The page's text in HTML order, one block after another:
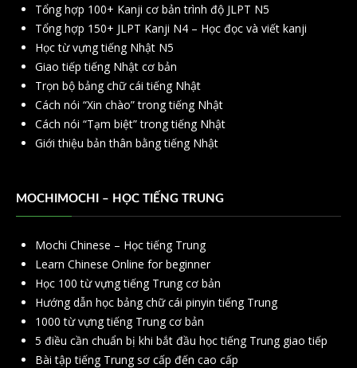
Tổng hợp 100+ Kanji cơ bản trình độ JLPT N5
Tổng hợp 150+ JLPT Kanji N4 – Học đọc và viết kanji
Học từ vựng tiếng Nhật N5
Giao tiếp tiếng Nhật cơ bản
Trọn bộ bảng chữ cái tiếng Nhật
Cách nói “Xin chào” trong tiếng Nhật
Cách nói “Tạm biệt” trong tiếng Nhật
Giới thiệu bản thân bằng tiếng Nhật
MOCHIMOCHI – HỌC TIẾNG TRUNG
Mochi Chinese – Học tiếng Trung
Learn Chinese Online for beginner
Học 100 từ vựng tiếng Trung cơ bản
Hướng dẫn học bảng chữ cái pinyin tiếng Trung
1000 từ vựng tiếng Trung cơ bản
5 điều cần chuẩn bị khi bắt đầu học tiếng Trung giao tiếp
Bài tập tiếng Trung sơ cấp đến cao cấp